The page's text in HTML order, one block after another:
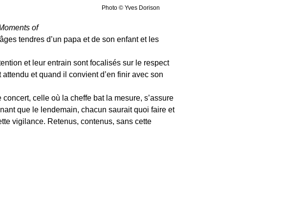
Photo © Yves Dorison
of
tendres d’un papa et de son enfant et les
et leur entrain sont focalisés sur le respect
et quand il convient d’en finir avec son
celle où la cheffe bat la mesure, s’assure
que le lendemain, chacun saurait quoi faire et
vigilance. Retenus, contenus, sans cette